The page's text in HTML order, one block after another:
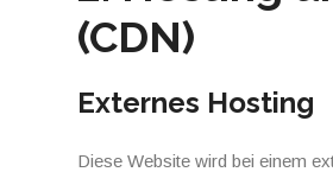
(CDN)
Externes Hosting
Diese Website wird bei einem